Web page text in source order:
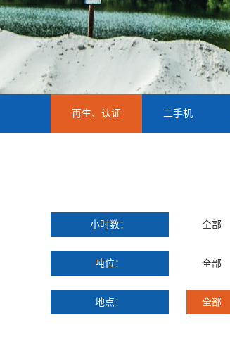
再生、认证 二手机
小时数： 全部
吨位： 全部
地点： 全部